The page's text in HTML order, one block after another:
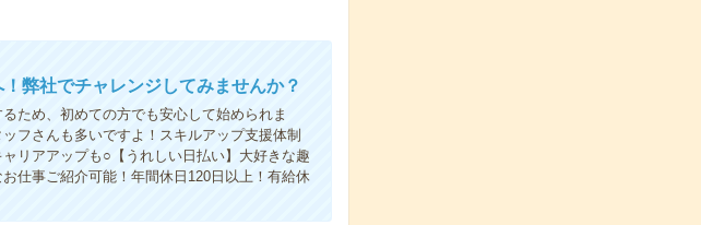
弊社でチャレンジしてみませんか？
ため、初めての方でも安心して始められま
フさんも多いですよ！スキルアップ支援体制
リアアップも○【うれしい日払い】大好きな趣
仕事ご紹介可能！年間休日120日以上！有給休